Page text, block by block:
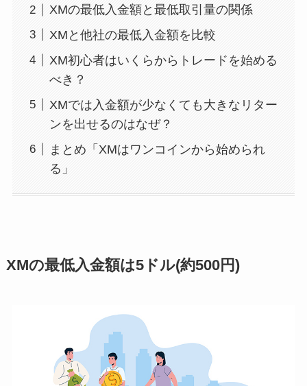
XMの最低入金額と最低取引量の関係
XMと他社の最低入金額を比較
XM初心者はいくらからトレードを始める
べき？
XMでは入金額が少なくても大きなリター
ンを出せるのはなぜ？
まとめ「XMはワンコインから始められ
る」
XMの最低入金額は5ドル(約500円)